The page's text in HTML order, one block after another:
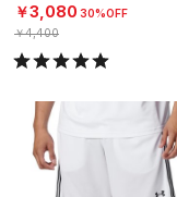
￥3,080 30%OFF
￥4,400